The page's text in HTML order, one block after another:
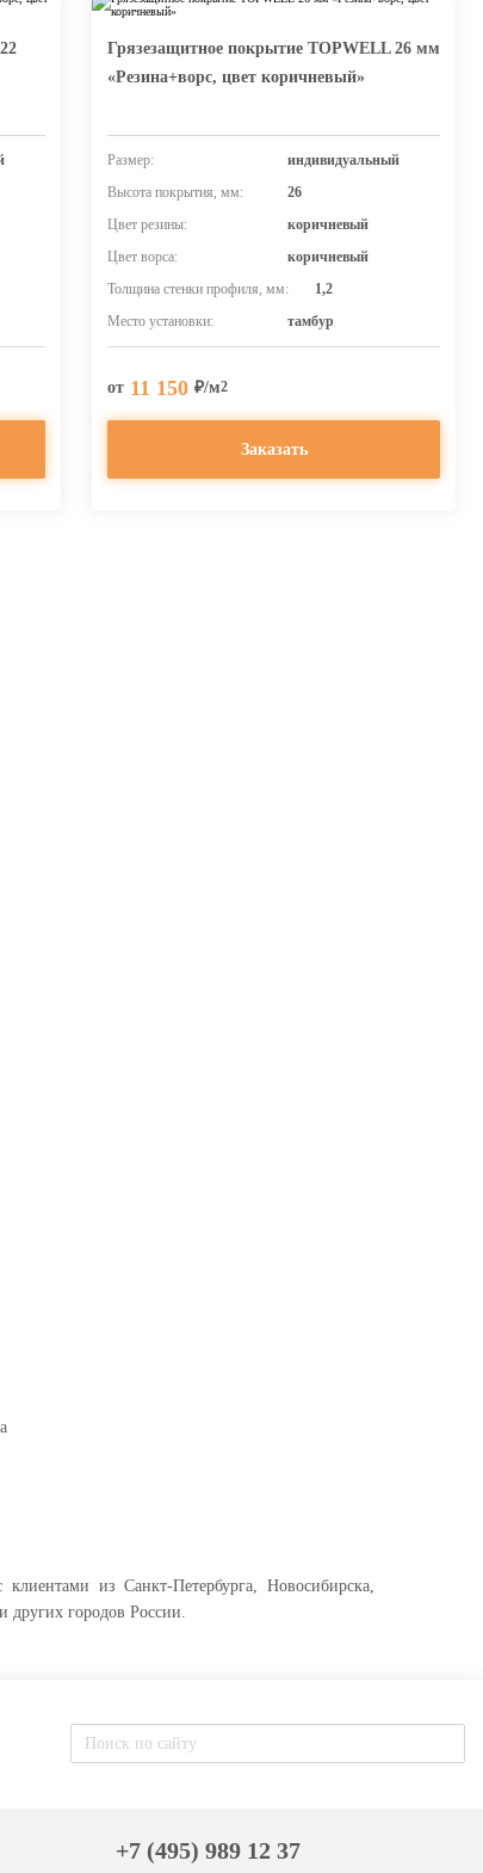
Грязезащитное покрытие TOPWELL 26 мм
«Резина+ворс, цвет коричневый»
Размер:
индивидуальный
Высота покрытия, мм:
26
Цвет резины:
коричневый
Цвет ворса:
коричневый
Толщина стенки профиля, мм:
1,2
Место установки:
тамбур
от 11 150 ₽/м2
Заказать
из Санкт-Петербурга, Новосибирска,
городов России.
+7 (495) 989 12 37